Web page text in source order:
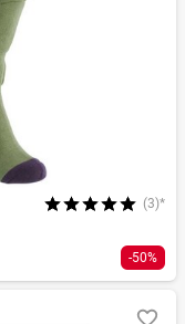
(3)*
-50%